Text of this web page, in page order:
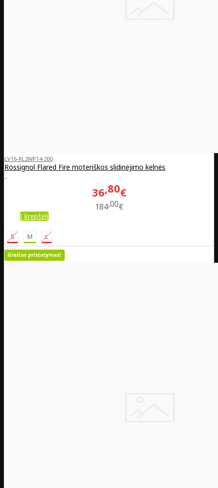
LV16-RL2WP14-200
Rossignol Flared Fire moteriškos slidinėjimo kelnės
..
36 80€
184 00€
Į krepšelį
S M L